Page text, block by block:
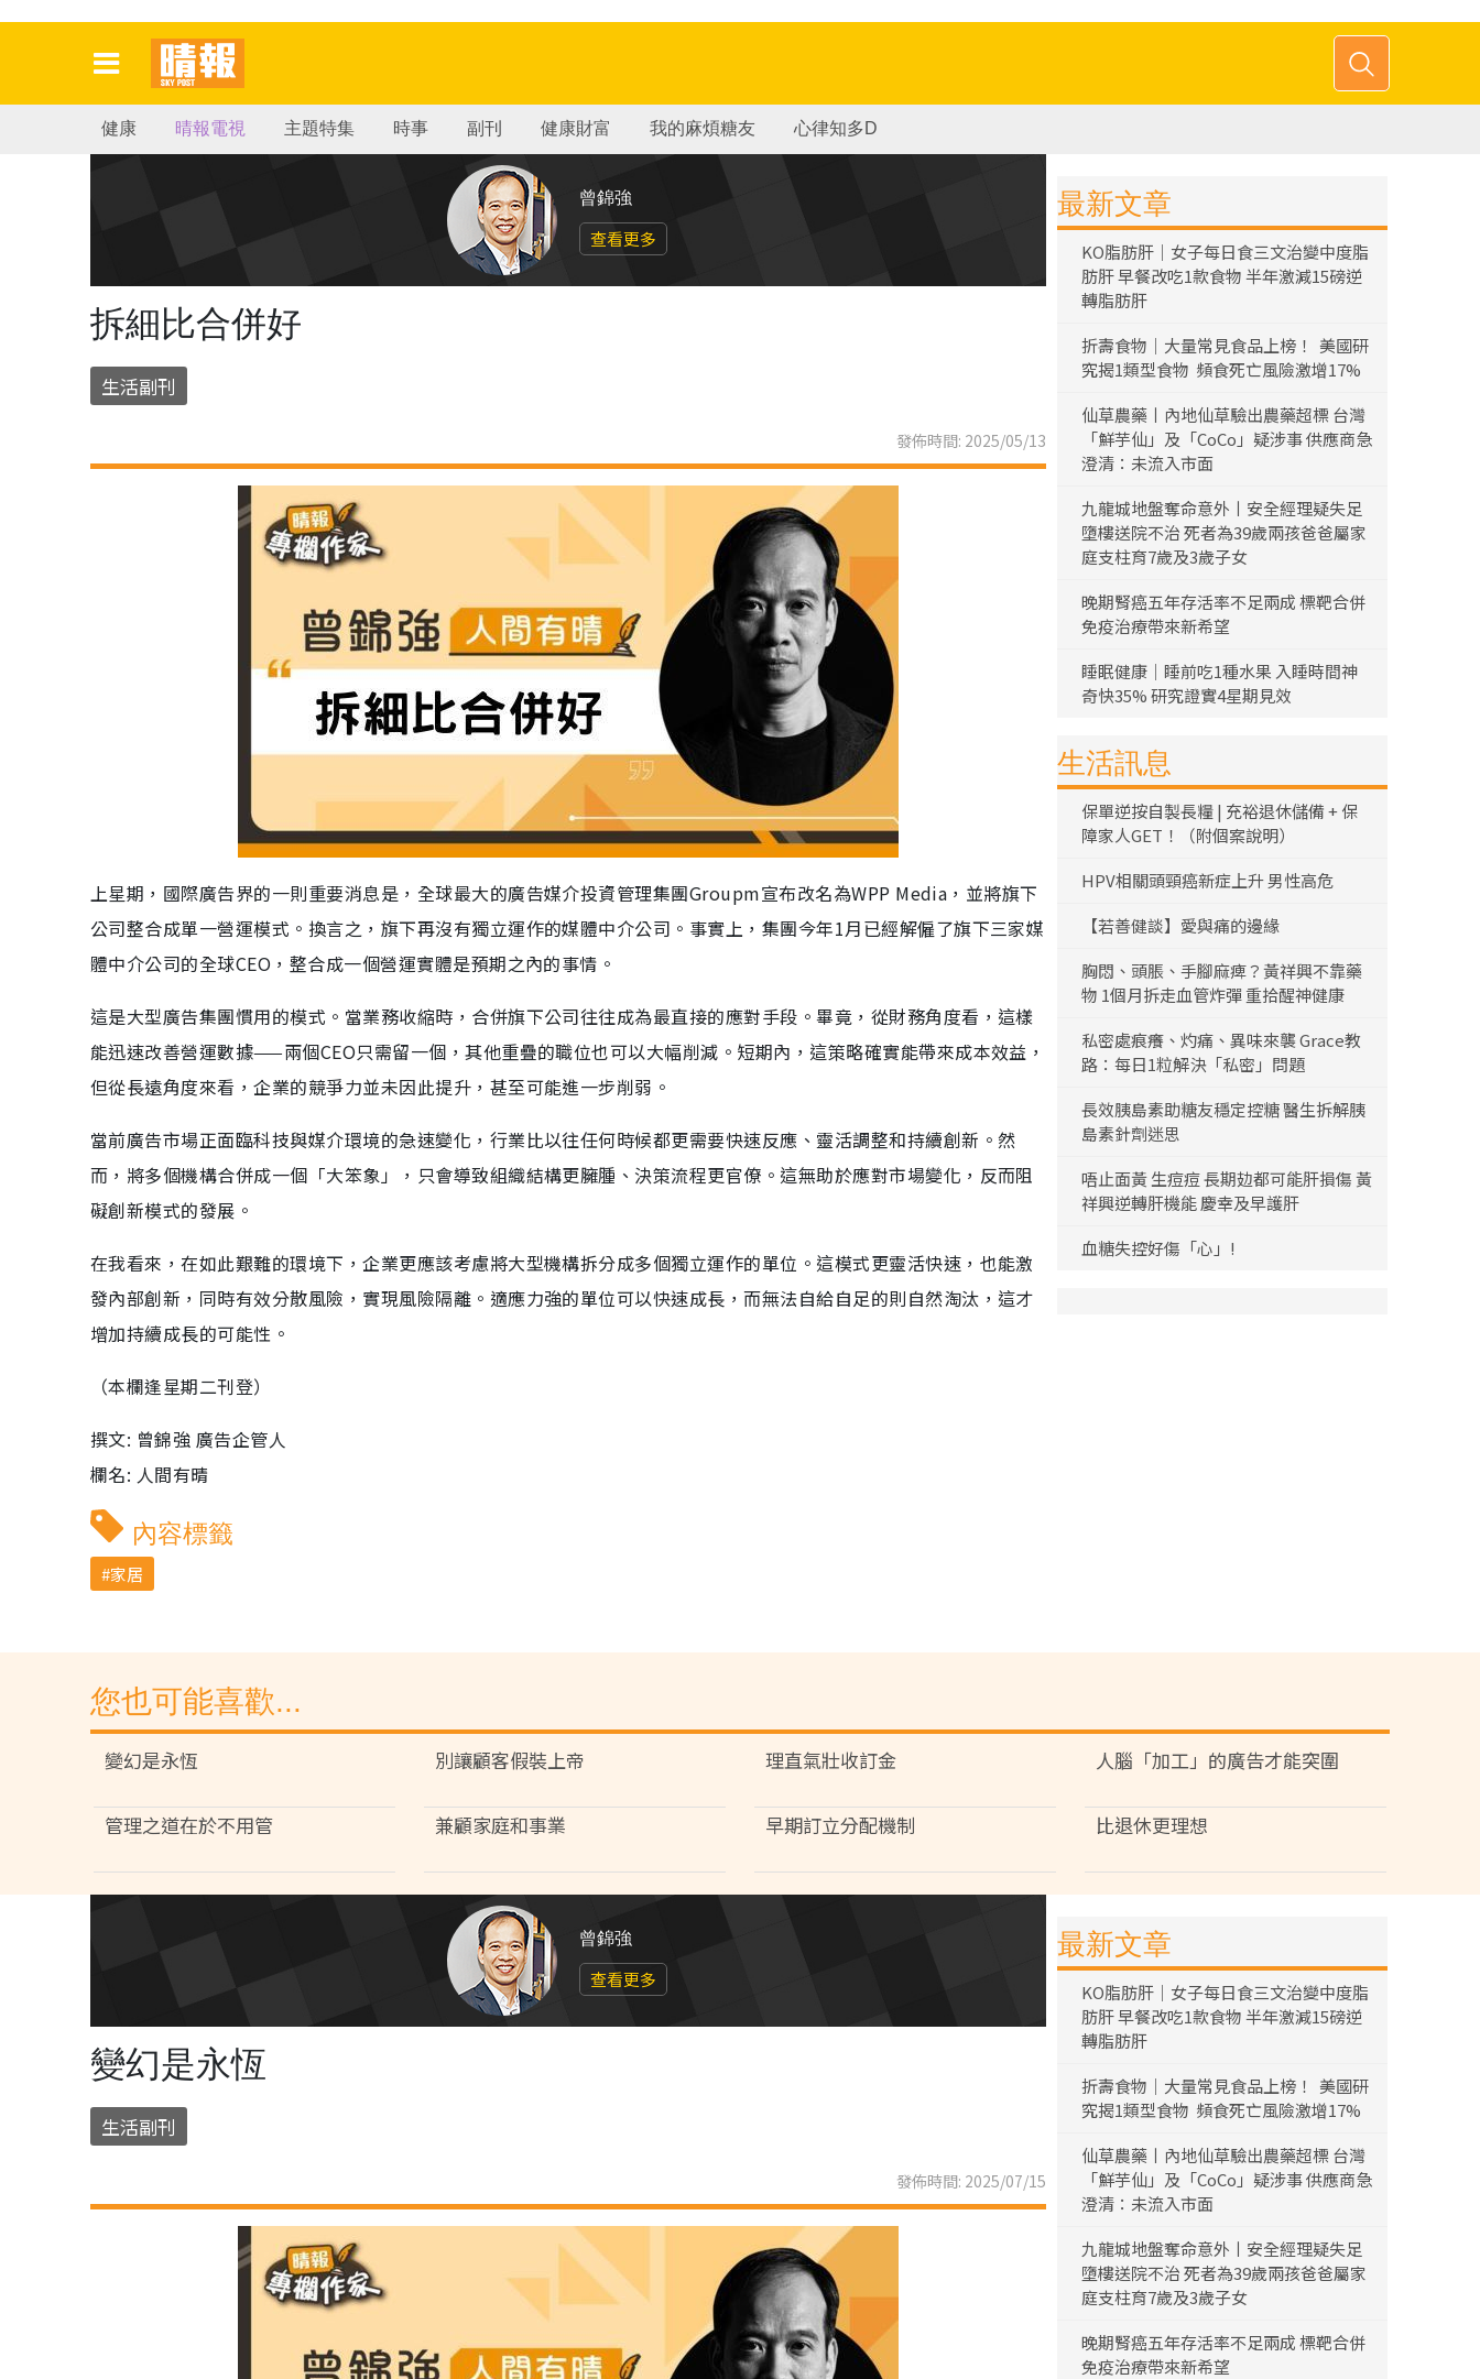
健康 晴報電視 主題特集 時事 副刊 健康財富 我的麻煩糖友 心律知多D
曾錦強
查看更多
拆細比合併好
生活副刊
發佈時間: 2025/05/13
上星期，國際廣告界的一則重要消息是，全球最大的廣告媒介投資管理集團Groupm宣布改名為WPP Media，並將旗下
公司整合成單一營運模式。換言之，旗下再沒有獨立運作的媒體中介公司。事實上，集團今年1月已經解僱了旗下三家媒
體中介公司的全球CEO，整合成一個營運實體是預期之內的事情。
這是大型廣告集團慣用的模式。當業務收縮時，合併旗下公司往往成為最直接的應對手段。畢竟，從財務角度看，這樣
能迅速改善營運數據——兩個CEO只需留一個，其他重疊的職位也可以大幅削減。短期內，這策略確實能帶來成本效益，
但從長遠角度來看，企業的競爭力並未因此提升，甚至可能進一步削弱。
當前廣告市場正面臨科技與媒介環境的急速變化，行業比以往任何時候都更需要快速反應、靈活調整和持續創新。然
而，將多個機構合併成一個「大笨象」，只會導致組織結構更臃腫、決策流程更官僚。這無助於應對市場變化，反而阻
礙創新模式的發展。
在我看來，在如此艱難的環境下，企業更應該考慮將大型機構拆分成多個獨立運作的單位。這模式更靈活快速，也能激
發內部創新，同時有效分散風險，實現風險隔離。適應力強的單位可以快速成長，而無法自給自足的則自然淘汰，這才
增加持續成長的可能性。
（本欄逢星期二刊登）
撰文: 曾錦強 廣告企管人
欄名: 人間有晴
內容標籤
家居
最新文章
KO脂肪肝｜女子每日食三文治變中度脂
肪肝 早餐改吃1款食物 半年激減15磅逆
轉脂肪肝
折壽食物｜大量常見食品上榜！ 美國研
究揭1類型食物 頻食死亡風險激增17%
仙草農藥丨內地仙草驗出農藥超標 台灣
「鮮芋仙」及「CoCo」疑涉事 供應商急
澄清：未流入市面
九龍城地盤奪命意外丨安全經理疑失足
墮樓送院不治 死者為39歲兩孩爸爸屬家
庭支柱育7歲及3歲子女
晚期腎癌五年存活率不足兩成 標靶合併
免疫治療帶來新希望
睡眠健康｜睡前吃1種水果 入睡時間神
奇快35% 研究證實4星期見效
生活訊息
保單逆按自製長糧 | 充裕退休儲備 + 保
障家人GET！（附個案說明）
HPV相關頭頸癌新症上升 男性高危
【若善健談】愛與痛的邊緣
胸悶、頭脹、手腳麻痺？黃祥興不靠藥
物 1個月拆走血管炸彈 重拾醒神健康
私密處痕癢、灼痛、異味來襲 Grace教
路：每日1粒解決「私密」問題
長效胰島素助糖友穩定控糖 醫生拆解胰
島素針劑迷思
唔止面黃 生痘痘 長期攰都可能肝損傷 黃
祥興逆轉肝機能 慶幸及早護肝
血糖失控好傷「心」!
您也可能喜歡...
變幻是永恆 別讓顧客假裝上帝 理直氣壯收訂金 人腦「加工」的廣告才能突圍
管理之道在於不用管 兼顧家庭和事業 早期訂立分配機制 比退休更理想
曾錦強
查看更多
變幻是永恆
生活副刊
發佈時間: 2025/07/15
最新文章
KO脂肪肝｜女子每日食三文治變中度脂
肪肝 早餐改吃1款食物 半年激減15磅逆
轉脂肪肝
折壽食物｜大量常見食品上榜！ 美國研
究揭1類型食物 頻食死亡風險激增17%
仙草農藥丨內地仙草驗出農藥超標 台灣
「鮮芋仙」及「CoCo」疑涉事 供應商急
澄清：未流入市面
九龍城地盤奪命意外丨安全經理疑失足
墮樓送院不治 死者為39歲兩孩爸爸屬家
庭支柱育7歲及3歲子女
晚期腎癌五年存活率不足兩成 標靶合併
免疫治療帶來新希望